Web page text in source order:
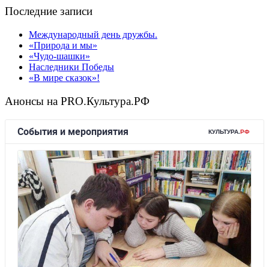
Последние записи
Международный день дружбы.
«Природа и мы»
«Чудо-шашки»
Наследники Победы
«В мире сказок»!
Анонсы на PRO.Культура.РФ